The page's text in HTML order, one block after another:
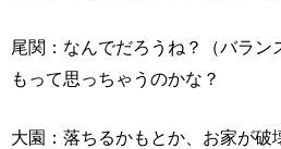
尾関：なんでだろうね？（バラン
もって思っちゃうのかな？
大園：落ちるかもとか、お家が破